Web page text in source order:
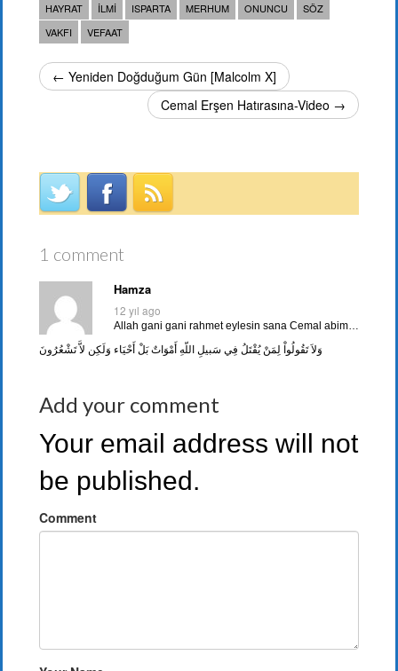
HAYRAT
ILMI ISPARTA MERHUM ONUNCU
SÖZ
VAKFI
VEFAAT
← Yeniden Doğduğum Gün [Malcolm X]
Cemal Erşen Hatırasına-Video →
1 comment
Hamza
12 yıl ago
Allah gani gani rahmet eylesin sana Cemal abim…
وَلاَ تَقُولُواْ لِمَنْ يُقْتَلُ فِي سَبيلِ اللّهِ أَمْوَاتٌ بَلْ أَحْيَاء وَلَكِن لاَّ تَشْعُرُونَ
Add your comment
Your email address will not
be published.
Comment